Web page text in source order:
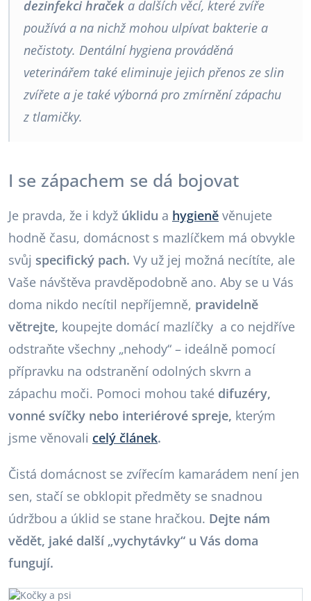
dezinfekci hraček a dalších věcí, které zvíře
používá a na nichž mohou ulpívat bakterie a
nečistoty. Dentální hygiena prováděná
veterinářem také eliminuje jejich přenos ze slin
zvířete a je také výborná pro zmírnění zápachu
z tlamičky.
I se zápachem se dá bojovat
Je pravda, že i když úklidu a hygieně věnujete
hodně času, domácnost s mazlíčkem má obvykle
svůj specifický pach. Vy už jej možná necítíte, ale
Vaše návštěva pravděpodobně ano. Aby se u Vás
doma nikdo necítil nepříjemně, pravidelně
větrejte, koupejte domácí mazlíčky a co nejdříve
odstraňte všechny „nehody“ – ideálně pomocí
přípravku na odstranění odolných skvrn a
zápachu moči. Pomoci mohou také difuzéry,
vonné svíčky nebo interiérové spreje, kterým
jsme věnovali celý článek.
Čistá domácnost se zvířecím kamarádem není jen
sen, stačí se obklopit předměty se snadnou
údržbou a úklid se stane hračkou. Dejte nám
vědět, jaké další „vychytávky“ u Vás doma
fungují.